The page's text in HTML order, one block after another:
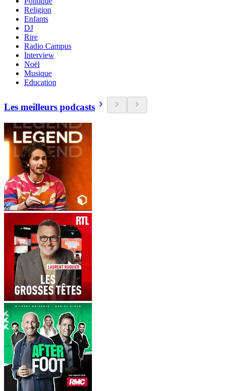
Religion
Enfants
DJ
Rire
Radio Campus
Interview
Noël
Musique
Education
Les meilleurs podcasts